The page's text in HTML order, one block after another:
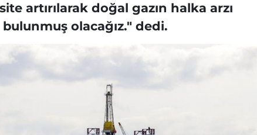
artırılarak doğal gazın halka arzı
olacağız." dedi.